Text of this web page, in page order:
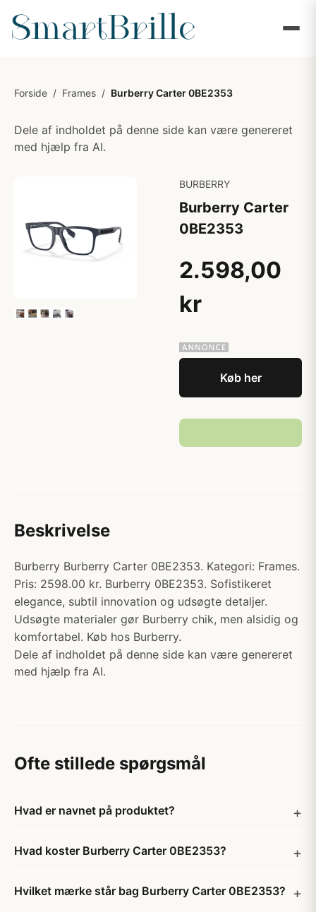
Forside / Frames / Burberry Carter 0BE2353
Dele af indholdet på denne side kan være genereret
med hjælp fra AI.
BURBERRY
Burberry Carter
0BE2353
2.598,00
kr
Køb her
Beskrivelse
Burberry Burberry Carter 0BE2353. Kategori: Frames.
Pris: 2598.00 kr. Burberry 0BE2353. Sofistikeret
elegance, subtil innovation og udsøgte detaljer.
Udsøgte materialer gør Burberry chik, men alsidig og
komfortabel. Køb hos Burberry.
Dele af indholdet på denne side kan være genereret
med hjælp fra AI.
Ofte stillede spørgsmål
Hvad er navnet på produktet?
Hvad koster Burberry Carter 0BE2353?
Hvilket mærke står bag Burberry Carter 0BE2353?